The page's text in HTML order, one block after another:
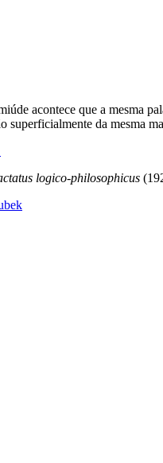
acontece que a mesma
superficialmente da mesma
logico-philosophicus